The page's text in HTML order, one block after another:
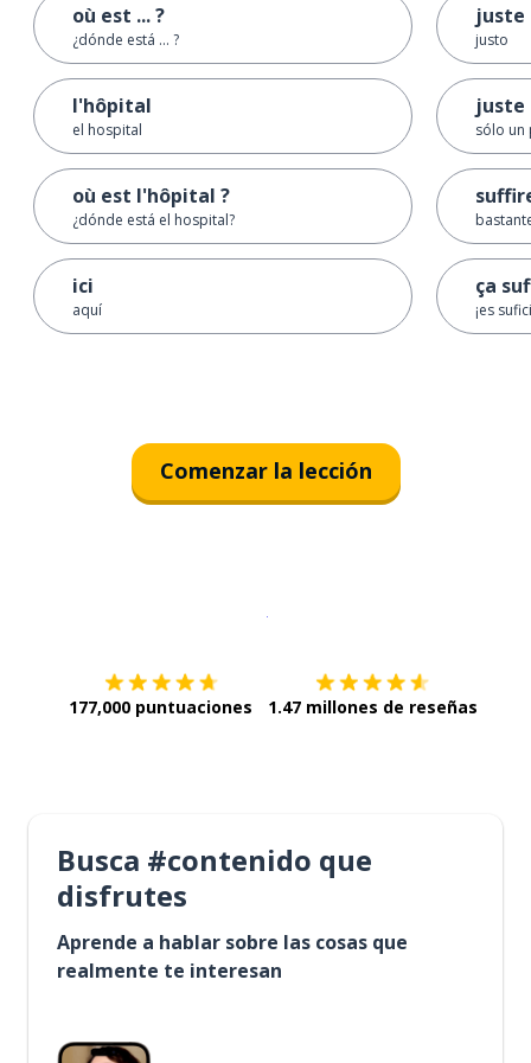
où est ... ?
¿dónde está ... ?
l'hôpital
el hospital
où est l'hôpital ?
¿dónde está el hospital?
ici
aquí
juste
justo
juste
sólo un
ça
¡es
Comenzar la lección
177,000 puntuaciones 1.47 millones de reseñas
Busca #contenido que
disfrutes
Aprende a hablar sobre las cosas que
realmente te interesan